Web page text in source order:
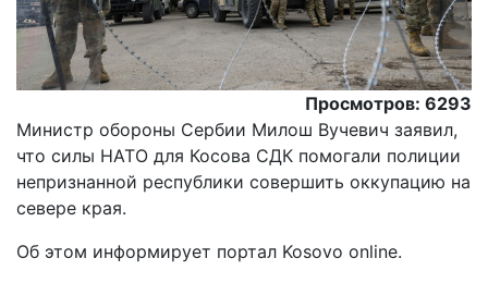
Просмотров: 6293
Министр обороны Сербии Милош Вучевич заявил,
что силы НАТО для Косова СДК помогали полиции
непризнанной республики совершить оккупацию на
севере края.
Об этом информирует портал Kosovo online.